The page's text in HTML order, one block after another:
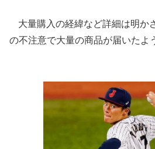
大量購入の経緯など詳細は明か
の不注意で大量の商品が届いたよ